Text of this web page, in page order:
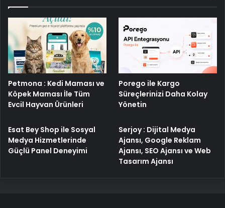
Petmona : Kedi Maması ve
Köpek Maması İle Tüm
Evcil Hayvan Ürünleri
Porego ile Kargo
Süreçlerinizi Daha Kolay
Yönetin
Esat Bey Shop ile Sosyal
Medya Hizmetlerinde
Güçlü Panel Deneyimi
Serjoy : Dijital Medya
Ajansı, Google Reklam
Ajansı, SEO Ajansı ve Web
Tasarım Ajansı